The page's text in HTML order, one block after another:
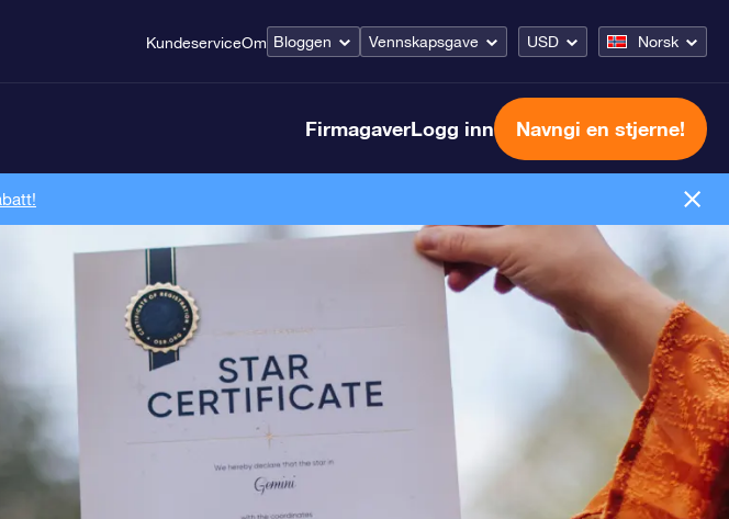
KundeserviceOm Bloggen Vennskapsgave USD Norsk
FirmagaverLogg inn Navngi en stjerne!